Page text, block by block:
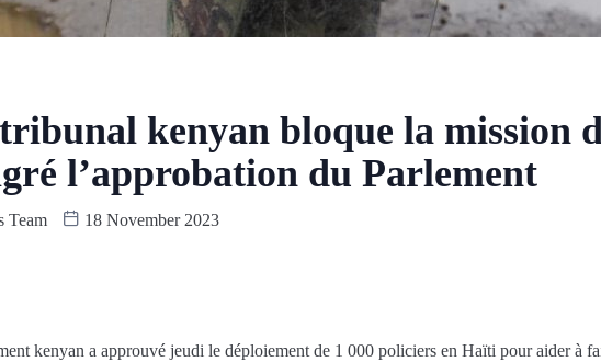
kenyan bloque la mission
l’approbation du Parlement
Team 18 November 2023
kenyan a approuvé jeudi le déploiement de 1 000 policiers en Haïti pour aider à